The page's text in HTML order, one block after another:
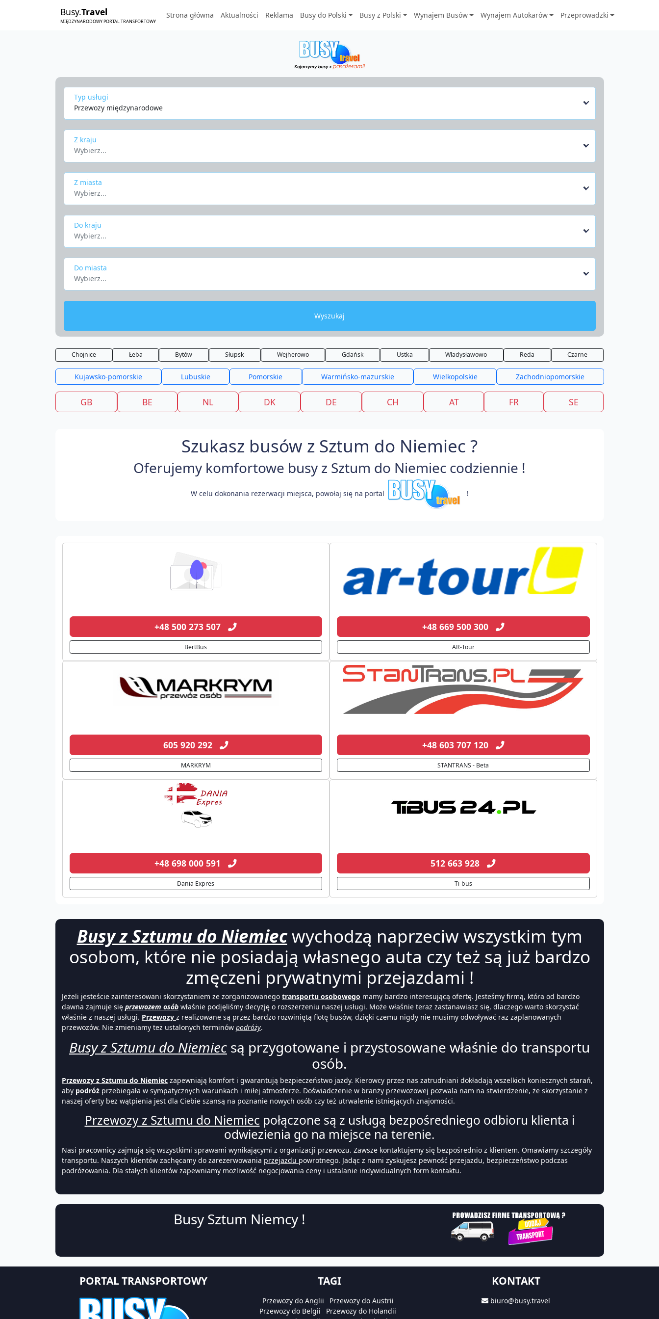
Busy.Travel
MIĘDZYNARODOWY PORTAL TRANSPORTOWY
Strona główna Aktualności Reklama Busy do Polski Busy z Polski Wynajem Busów Wynajem Autokarów Przeprowadzki
Typ usługi
Przewozy międzynarodowe
Z kraju
Wybierz...
Z miasta
Wybierz...
Do kraju
Wybierz...
Do miasta
Wybierz...
Wyszukaj
Chojnice Łeba Bytów Słupsk Wejherowo Gdańsk Ustka Władysławowo Reda Czarne
Kujawsko-pomorskie Lubuskie Pomorskie Warmińsko-mazurskie Wielkopolskie Zachodniopomorskie
GB BE NL DK DE CH AT FR SE
Szukasz busów z Sztum do Niemiec ?
Oferujemy komfortowe busy z Sztum do Niemiec codziennie !
W celu dokonania rezerwacji miejsca, powołaj się na portal !
+48 500 273 507
BertBus
+48 669 500 300
AR-Tour
605 920 292
MARKRYM
+48 603 707 120
STANTRANS - Beta
+48 698 000 591
Dania Expres
512 663 928
Ti-bus
Busy z Sztumu do Niemiecwychodzą naprzeciw wszystkim tym
osobom, które nie posiadają własnego auta czy też są już bardzo
zmęczeni prywatnymi przejazdami !
Jeżeli jesteście zainteresowani skorzystaniem ze zorganizowanego transportu osobowego mamy bardzo interesującą ofertę. Jesteśmy firmą, która od bardzo
dawna zajmuje się przewozem osób właśnie podjęliśmy decyzję o rozszerzeniu naszej usługi. Może właśnie teraz zastanawiasz się, dlaczego warto skorzystać
właśnie z naszej usługi. Przewozy z realizowane są przez bardzo rozwiniętą flotę busów, dzięki czemu nigdy nie musimy odwoływać raz zaplanowanych
przewozów. Nie zmieniamy też ustalonych terminów podróży.
Busy z Sztumu do Niemiec są przygotowane i przystosowane właśnie do transportu
osób.
Przewozy z Sztumu do Niemiec zapewniają komfort i gwarantują bezpieczeństwo jazdy. Kierowcy przez nas zatrudniani dokładają wszelkich koniecznych starań,
aby podróż przebiegała w sympatycznych warunkach i miłej atmosferze. Doświadczenie w branży przewozowej pozwala nam na stwierdzenie, że skorzystanie z
naszej oferty bez wątpienia jest dla Ciebie szansą na poznanie nowych osób czy też utrwalenie istniejących znajomości.
Przewozy z Sztumu do Niemiec połączone są z usługą bezpośredniego odbioru klienta i
odwiezienia go na miejsce na terenie.
Nasi pracownicy zajmują się wszystkimi sprawami wynikającymi z organizacji przewozu. Zawsze kontaktujemy się bezpośrednio z klientem. Omawiamy szczegóły
transportu. Naszych klientów zachęcamy do zarezerwowania przejazdu powrotnego. Jadąc z nami zyskujesz pewność przejazdu, bezpieczeństwo podczas
podróżowania. Dla stałych klientów zapewniamy możliwość negocjowania ceny i ustalanie indywidualnych form kontaktu.
Busy Sztum Niemcy !
PORTAL TRANSPORTOWY TAGI
Przewozy do Anglii
Przewozy do Austrii
Przewozy do Belgii
Przewozy do Holandii
KONTAKT
biuro@busy.travel